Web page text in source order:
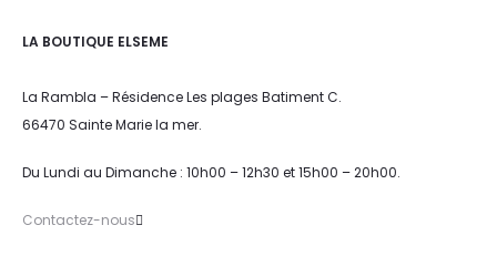
LA BOUTIQUE ELSEME
La Rambla – Résidence Les plages Batiment C.
66470 Sainte Marie la mer.
Du Lundi au Dimanche : 10h00 – 12h30 et 15h00 – 20h00.
Contactez-nous